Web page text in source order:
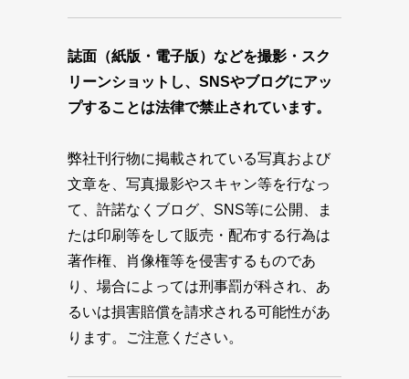
誌面（紙版・電子版）などを撮影・スク
リーンショットし、SNSやブログにアッ
プすることは法律で禁止されています。
弊社刊行物に掲載されている写真および
文章を、写真撮影やスキャン等を行なっ
て、許諾なくブログ、SNS等に公開、ま
たは印刷等をして販売・配布する行為は
著作権、肖像権等を侵害するものであ
り、場合によっては刑事罰が科され、あ
るいは損害賠償を請求される可能性があ
ります。ご注意ください。